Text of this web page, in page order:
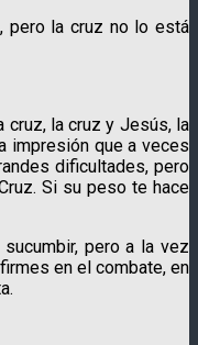
la cruz no lo está
la cruz y Jesús, la
impresión que a veces
dificultades, pero
Si su peso te hace
pero a la vez
en el combate, en